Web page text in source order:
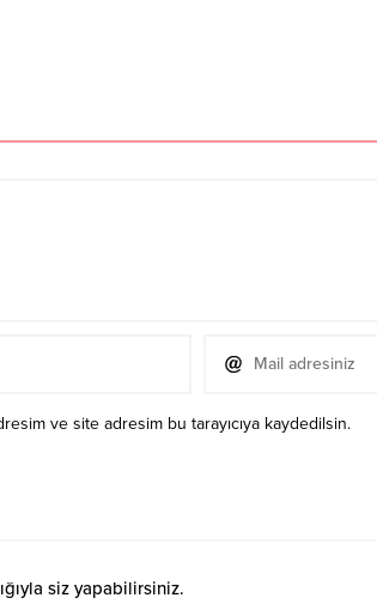
ve site adresim bu tarayıcıya kaydedilsin.
siz yapabilirsiniz.